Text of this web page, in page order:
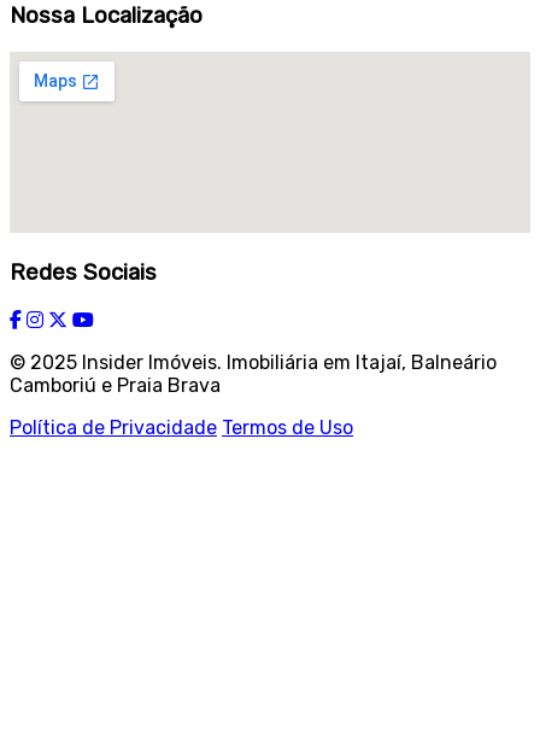
Nossa Localização
Redes Sociais
© 2025 Insider Imóveis. Imobiliária em Itajaí, Balneário
Camboriú e Praia Brava
Política de Privacidade Termos de Uso